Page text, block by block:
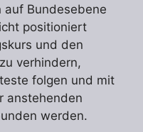
auf Bundesebene
positioniert
und den
verhindern,
folgen und mit
anstehenden
werden.